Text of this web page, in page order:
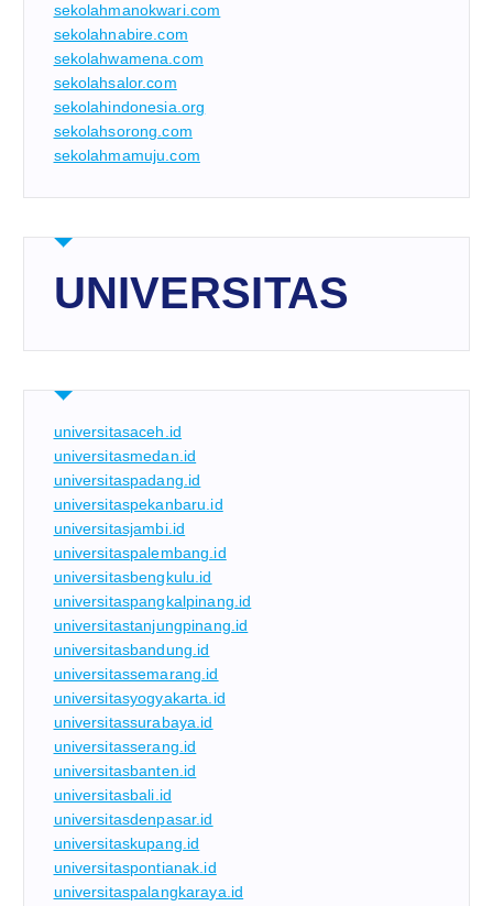
sekolahmanokwari.com
sekolahnabire.com
sekolahwamena.com
sekolahsalor.com
sekolahindonesia.org
sekolahsorong.com
sekolahmamuju.com
UNIVERSITAS
universitasaceh.id
universitasmedan.id
universitaspadang.id
universitaspekanbaru.id
universitasjambi.id
universitaspalembang.id
universitasbengkulu.id
universitaspangkalpinang.id
universitastanjungpinang.id
universitasbandung.id
universitassemarang.id
universitasyogyakarta.id
universitassurabaya.id
universitasserang.id
universitasbanten.id
universitasbali.id
universitasdenpasar.id
universitaskupang.id
universitaspontianak.id
universitaspalangkaraya.id